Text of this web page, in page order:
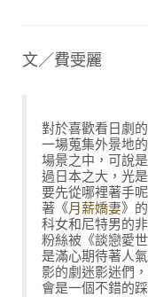
文／費雯麗
對於喜歡看日劇
一場蒐集外景地
場景之中，可說
過日本之大，光
要先從哪裡著手
著《月薪嬌妻》
科女和尼特男的
粉絲被《談戀愛
是滿心期待著人
影的劇迷影迷們
會是一個不錯的